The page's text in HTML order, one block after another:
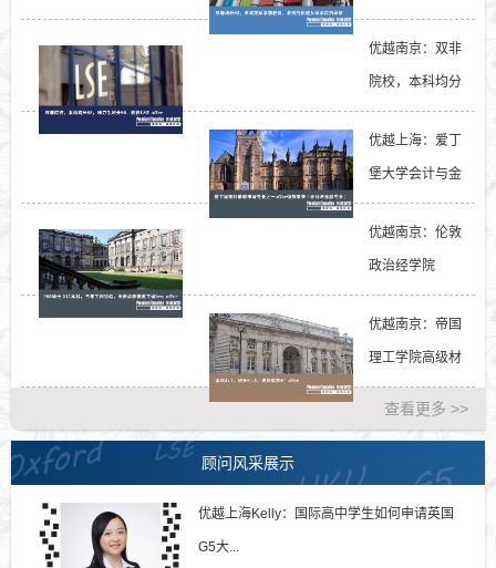
国学前教育，拿
到...
优越南京：双非
院校，本科均分
85，研究生均分
8...
优越上海：爱丁
堡大学会计与金
融，无GMAT顶
级商...
优越南京：伦敦
政治经学院
HRM，心理学跨
专业申...
优越南京：帝国
理工学院高级材
料科学，双非
查看更多 >>
顾问风采展示
优越上海Kelly：国际高中学生如何申请英国
G5大...